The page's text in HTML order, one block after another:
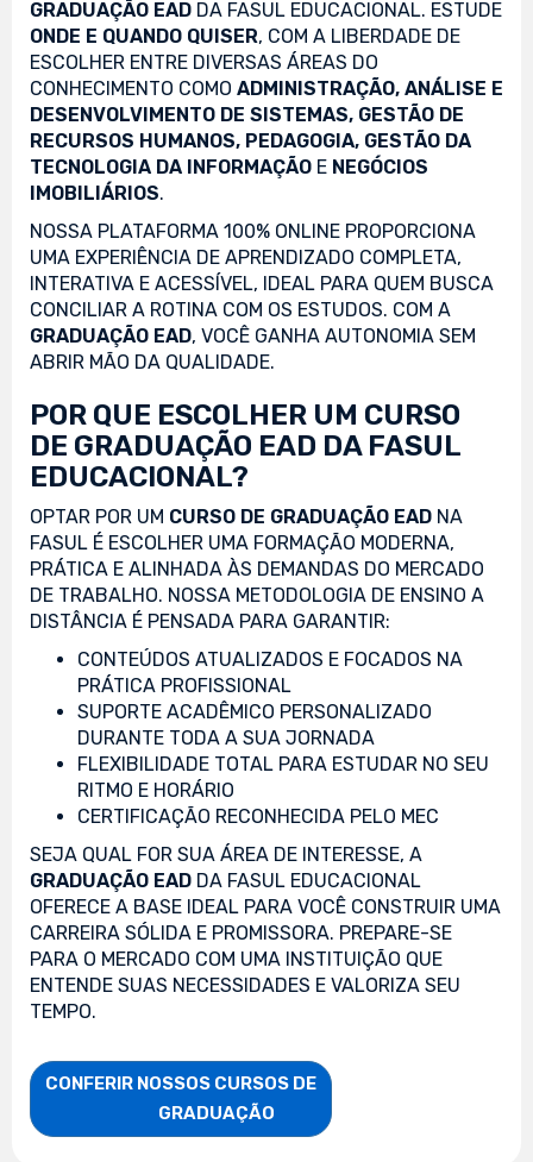
GRADUAÇÃO EAD DA FASUL EDUCACIONAL. ESTUDE
ONDE E QUANDO QUISER, COM A LIBERDADE DE
ESCOLHER ENTRE DIVERSAS ÁREAS DO
CONHECIMENTO COMO ADMINISTRAÇÃO, ANÁLISE E
DESENVOLVIMENTO DE SISTEMAS, GESTÃO DE
RECURSOS HUMANOS, PEDAGOGIA, GESTÃO DA
TECNOLOGIA DA INFORMAÇÃO E NEGÓCIOS
IMOBILIÁRIOS.
NOSSA PLATAFORMA 100% ONLINE PROPORCIONA
UMA EXPERIÊNCIA DE APRENDIZADO COMPLETA,
INTERATIVA E ACESSÍVEL, IDEAL PARA QUEM BUSCA
CONCILIAR A ROTINA COM OS ESTUDOS. COM A
GRADUAÇÃO EAD, VOCÊ GANHA AUTONOMIA SEM
ABRIR MÃO DA QUALIDADE.
POR QUE ESCOLHER UM CURSO
DE GRADUAÇÃO EAD DA FASUL
EDUCACIONAL?
OPTAR POR UM CURSO DE GRADUAÇÃO EAD NA
FASUL É ESCOLHER UMA FORMAÇÃO MODERNA,
PRÁTICA E ALINHADA ÀS DEMANDAS DO MERCADO
DE TRABALHO. NOSSA METODOLOGIA DE ENSINO A
DISTÂNCIA É PENSADA PARA GARANTIR:
CONTEÚDOS ATUALIZADOS E FOCADOS NA
PRÁTICA PROFISSIONAL
SUPORTE ACADÊMICO PERSONALIZADO
DURANTE TODA A SUA JORNADA
FLEXIBILIDADE TOTAL PARA ESTUDAR NO SEU
RITMO E HORÁRIO
CERTIFICAÇÃO RECONHECIDA PELO MEC
SEJA QUAL FOR SUA ÁREA DE INTERESSE, A
GRADUAÇÃO EAD DA FASUL EDUCACIONAL
OFERECE A BASE IDEAL PARA VOCÊ CONSTRUIR UMA
CARREIRA SÓLIDA E PROMISSORA. PREPARE-SE
PARA O MERCADO COM UMA INSTITUIÇÃO QUE
ENTENDE SUAS NECESSIDADES E VALORIZA SEU
TEMPO.
CONFERIR NOSSOS CURSOS DE
                    GRADUAÇÃO